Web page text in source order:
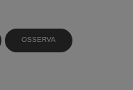
OSSERVA